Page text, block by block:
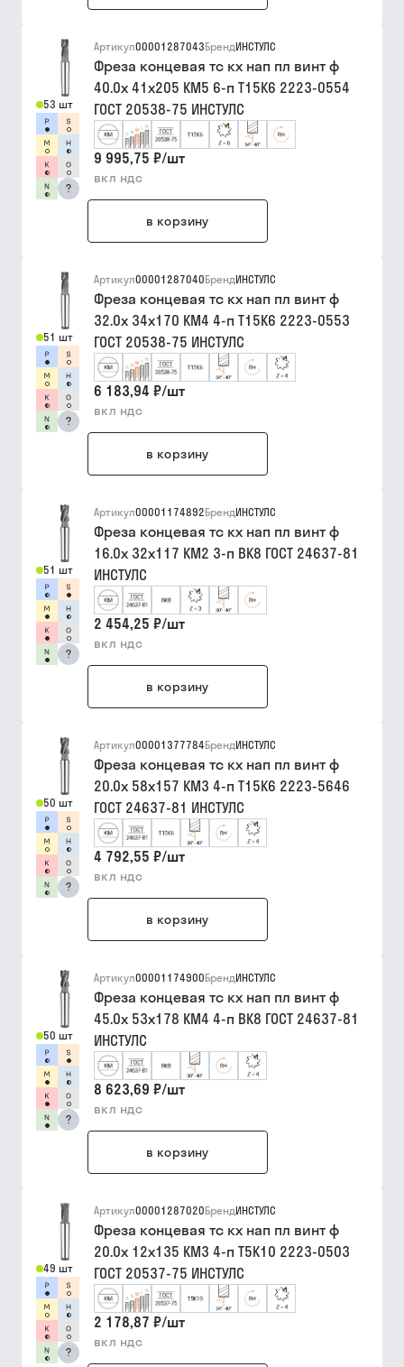
53 шт
?
Артикул00001287043БрендИНСТУЛС
Фреза концевая тс кх нап пл винт ф
40.0х 41х205 КМ5 6-п Т15К6 2223-0554
ГОСТ 20538-75 ИНСТУЛС
9 995,75 ₽/шт
вкл ндс
в корзину
51 шт
?
Артикул00001287040БрендИНСТУЛС
Фреза концевая тс кх нап пл винт ф
32.0х 34х170 КМ4 4-п Т15К6 2223-0553
ГОСТ 20538-75 ИНСТУЛС
6 183,94 ₽/шт
вкл ндс
в корзину
51 шт
?
Артикул00001174892БрендИНСТУЛС
Фреза концевая тс кх нап пл винт ф
16.0х 32х117 КМ2 3-п ВК8 ГОСТ 24637-81
ИНСТУЛС
2 454,25 ₽/шт
вкл ндс
в корзину
50 шт
?
Артикул00001377784БрендИНСТУЛС
Фреза концевая тс кх нап пл винт ф
20.0х 58х157 КМ3 4-п Т15К6 2223-5646
ГОСТ 24637-81 ИНСТУЛС
4 792,55 ₽/шт
вкл ндс
в корзину
50 шт
?
Артикул00001174900БрендИНСТУЛС
Фреза концевая тс кх нап пл винт ф
45.0х 53х178 КМ4 4-п ВК8 ГОСТ 24637-81
ИНСТУЛС
8 623,69 ₽/шт
вкл ндс
в корзину
49 шт
?
Артикул00001287020БрендИНСТУЛС
Фреза концевая тс кх нап пл винт ф
20.0х 12х135 КМ3 4-п Т5К10 2223-0503
ГОСТ 20537-75 ИНСТУЛС
2 178,87 ₽/шт
вкл ндс